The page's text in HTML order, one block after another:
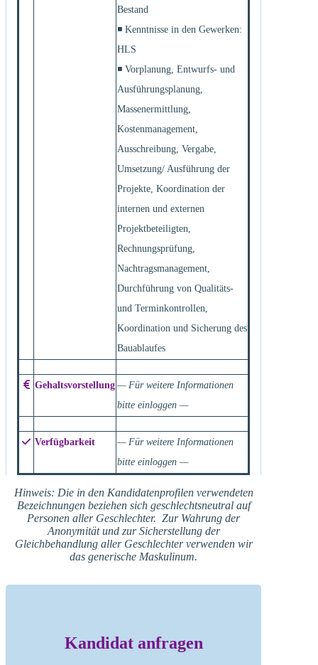
Bestand
◾ Kenntnisse in den Gewerken:
HLS
◾ Vorplanung, Entwurfs- und
Ausführungsplanung,
Massenermittlung,
Kostenmanagement,
Ausschreibung, Vergabe,
Umsetzung/ Ausführung der
Projekte, Koordination der
internen und externen
Projektbeteiligten,
Rechnungsprüfung,
Nachtragsmanagement,
Durchführung von Qualitäts-
und Terminkontrollen,
Koordination und Sicherung des
Bauablaufes
Gehaltsvorstellung — Für weitere Informationen
bitte einloggen —
Verfügbarkeit
— Für weitere Informationen
bitte einloggen —
Hinweis: Die in den Kandidatenprofilen verwendeten
Bezeichnungen beziehen sich geschlechtsneutral auf
Personen aller Geschlechter. Zur Wahrung der
Anonymität und zur Sicherstellung der
Gleichbehandlung aller Geschlechter verwenden wir
das generische Maskulinum.
Kandidat anfragen